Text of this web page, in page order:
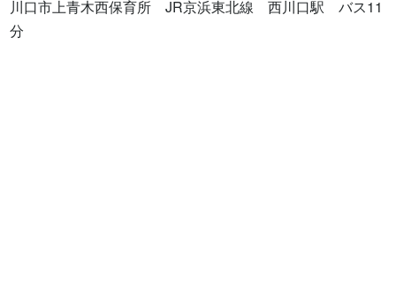
川口市上青木西保育所　JR京浜東北線　西川口駅　バス11
分